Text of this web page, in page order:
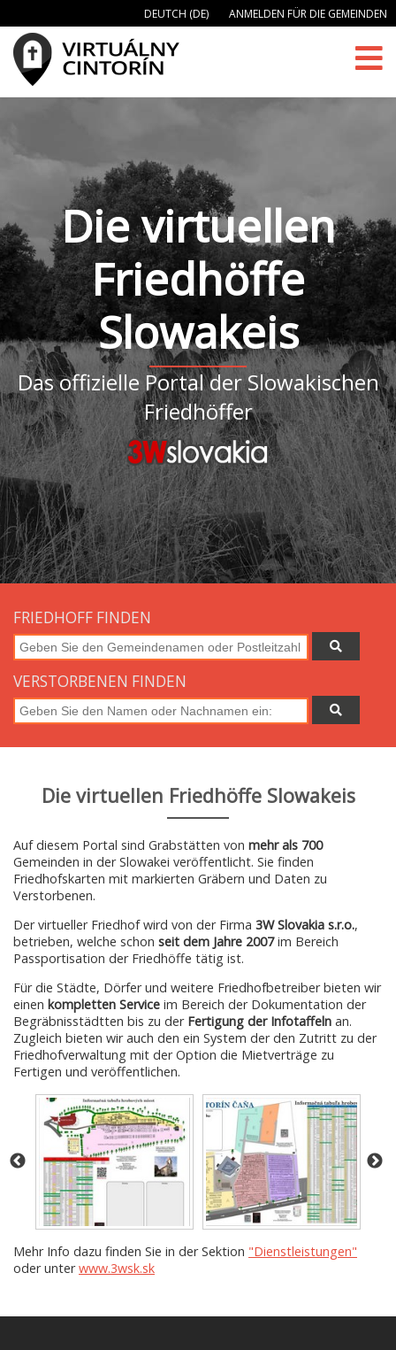
DEUTCH (DE) ANMELDEN FÜR DIE GEMEINDEN
Die virtuellen
Friedhöffe
Slowakeis
Das offizielle Portal der Slowakischen
Friedhöffer
FRIEDHOFF FINDEN
VERSTORBENEN FINDEN
Die virtuellen Friedhöffe Slowakeis
Auf diesem Portal sind Grabstätten von mehr als 700
Gemeinden in der Slowakei veröffentlicht. Sie finden
Friedhofskarten mit markierten Gräbern und Daten zu
Verstorbenen.
Der virtueller Friedhof wird von der Firma 3W Slovakia s.r.o.,
betrieben, welche schon seit dem Jahre 2007im Bereich
Passportisation der Friedhöffe tätig ist.
Für die Städte, Dörfer und weitere Friedhofbetreiber bieten wir
einen kompletten Service im Bereich der Dokumentation der
Begräbnisstädtten bis zu der Fertigung der Infotaffeln an.
Zugleich bieten wir auch den ein System der den Zutritt zu der
Friedhofverwaltung mit der Option die Mietverträge zu
Fertigen und veröffentlichen.
Mehr Info dazu finden Sie in der Sektion "Dienstleistungen"
oder unterwww.3wsk.sk